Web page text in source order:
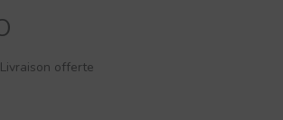
offerte